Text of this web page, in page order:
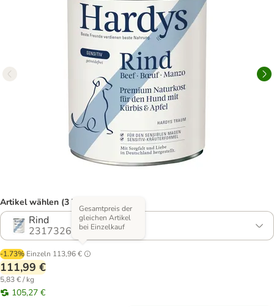
Artikel wählen (3 Varianten)
Rind
2317326.0
-1.73% Einzeln 113,96 €
Gesamtpreis der
gleichen Artikel
bei Einzelkauf
111,99 €
5,83 € / kg
105,27 €